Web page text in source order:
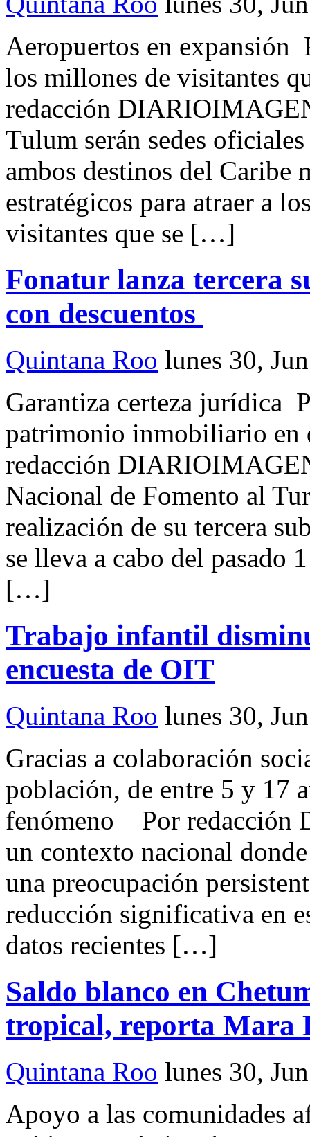
Aeropuertos en expansión
los millones de visitantes
redacción
Tulum serán sedes
ambos destinos del Caribe
estratégicos para atraer a
visitantes que se […]
Fonatur lanza tercera
con descuentos
Quintana Roo lunes 30,
Garantiza certeza jurídica
patrimonio inmobiliario en
redacción
Nacional de Fomento al
realización de su tercera
se lleva a cabo del pasado
[…]
Trabajo infantil
encuesta de OIT
Quintana Roo lunes 30,
Gracias a colaboración
población, de entre 5 y 17
fenómeno Por redacción
un contexto nacional
una preocupación
reducción significativa en
datos recientes […]
Saldo blanco en
tropical, reporta Mara
Quintana Roo lunes 30,
Apoyo a las comunidades